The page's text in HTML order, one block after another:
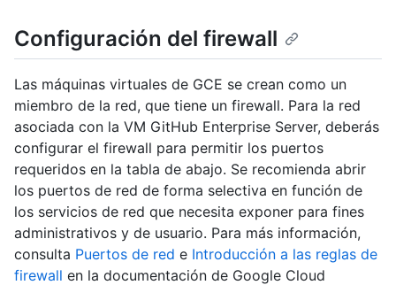
Configuración del firewall
Las máquinas virtuales de GCE se crean como un
miembro de la red, que tiene un firewall. Para la red
asociada con la VM GitHub Enterprise Server, deberás
configurar el firewall para permitir los puertos
requeridos en la tabla de abajo. Se recomienda abrir
los puertos de red de forma selectiva en función de
los servicios de red que necesita exponer para fines
administrativos y de usuario. Para más información,
consulta Puertos de red e Introducción a las reglas de
firewall en la documentación de Google Cloud